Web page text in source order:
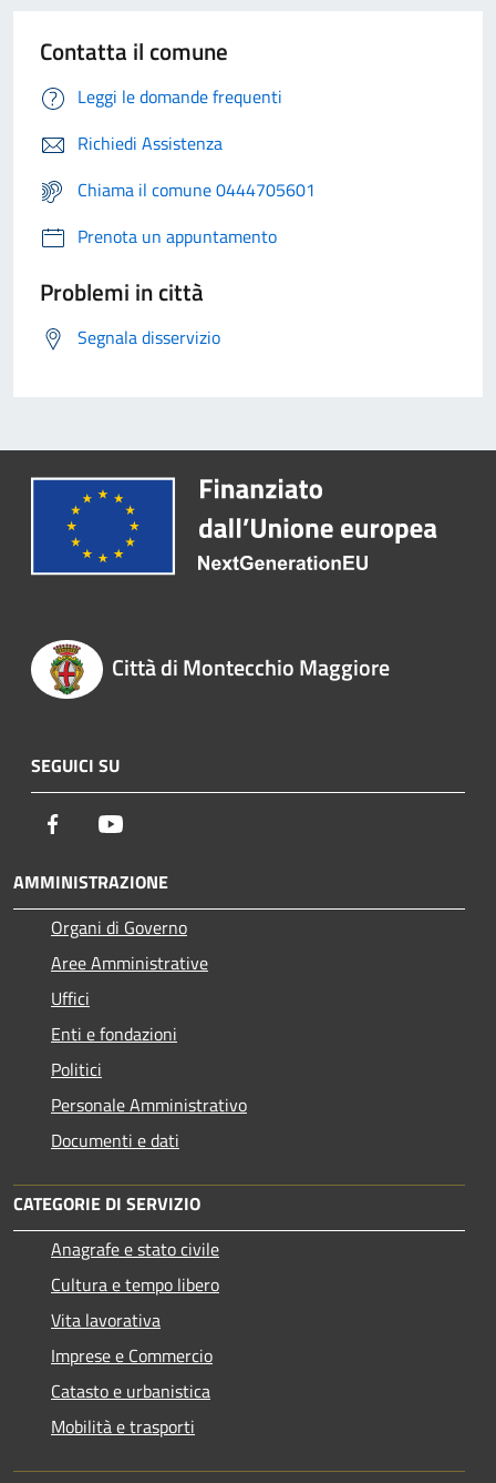
Contatta il comune
Leggi le domande frequenti
Richiedi Assistenza
Chiama il comune 0444705601
Prenota un appuntamento
Problemi in città
Segnala disservizio
Città di Montecchio Maggiore
SEGUICI SU
Facebook
AMMINISTRAZIONE
Organi di Governo
Aree Amministrative
Uffici
Enti e fondazioni
Politici
Personale Amministrativo
Documenti e dati
CATEGORIE DI SERVIZIO
Anagrafe e stato civile
Cultura e tempo libero
Vita lavorativa
Imprese e Commercio
Catasto e urbanistica
Mobilità e trasporti